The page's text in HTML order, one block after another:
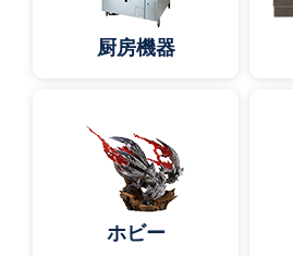
厨房機器
ホビー